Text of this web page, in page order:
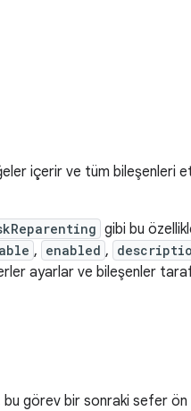
içerir ve tüm bileşenleri
gibi bu
, enabled ,
ayarlar ve bileşenler
bu görev bir sonraki sefer ön